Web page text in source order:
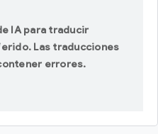
IA para traducir
Las traducciones
errores.